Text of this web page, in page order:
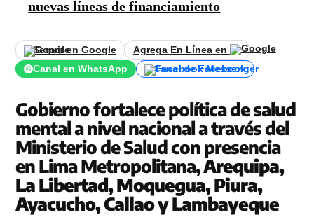
nuevas líneas de financiamiento
Seguir en Google
Agrega En Línea en
Canal en WhatsApp
Canal de Facebook
Gobierno fortalece política de salud
mental a nivel nacional a través del
Ministerio de Salud con presencia
en Lima Metropolitana,Arequipa,
La Libertad, Moquegua, Piura,
Ayacucho, Callao y Lambayeque